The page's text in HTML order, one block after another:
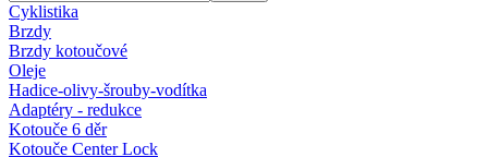
Cyklistika
Brzdy
Brzdy kotoučové
Oleje
Hadice-olivy-šrouby-vodítka
Adaptéry - redukce
Kotouče 6 děr
Kotouče Center Lock